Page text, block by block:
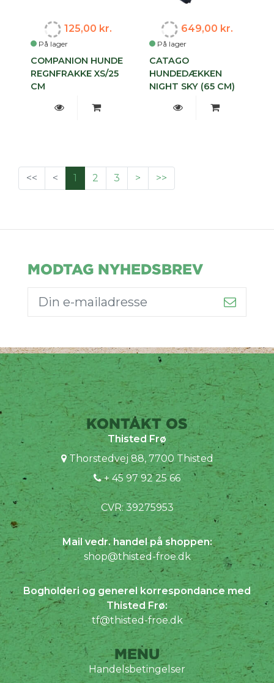
På lager
125,00 kr.
COMPANION HUNDE
REGNFRAKKE XS/25
CM
På lager
649,00 kr.
CATAGO
HUNDEDÆKKEN
NIGHT SKY (65 CM)
<< < 1 2 3 > >>
MODTAG NYHEDSBREV
KONTAKT OS
Thisted Frø
Thorstedvej 88, 7700 Thisted
+ 45 97 92 25 66
CVR: 39275953
Mail vedr. handel på shoppen:
shop@thisted-froe.dk
Bogholderi og generel korrespondance med
Thisted Frø:
tf@thisted-froe.dk
MENU
Handelsbetingelser